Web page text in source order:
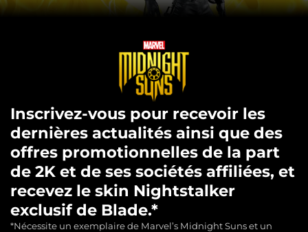
Inscrivez-vous pour recevoir les
dernières actualités ainsi que des
offres promotionnelles de la part
de 2K et de ses sociétés affiliées, et
recevez le skin Nightstalker
exclusif de Blade.*
*Nécessite un exemplaire de Marvel’s Midnight Suns et un